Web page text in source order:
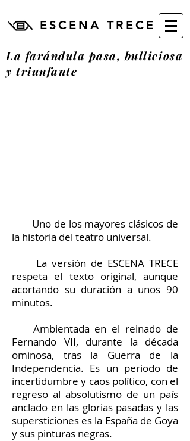
ESCENA TRECE
La farándula pasa, bulliciosa
y triunfante
Uno de los mayores clásicos de
la historia del teatro universal.
La versión de ESCENA TRECE
respeta el texto original, aunque
acortando su duración a unos 90
minutos.
Ambientada en el reinado de
Fernando VII, durante la década
ominosa, tras la Guerra de la
Independencia. Es un periodo de
incertidumbre y caos político, con el
regreso al absolutismo de un país
anclado en las glorias pasadas y las
supersticiones es la España de Goya
y sus pinturas negras.